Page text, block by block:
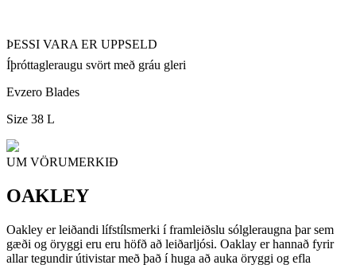
ÞESSI VARA ER UPPSELD
Íþróttagleraugu svört með gráu gleri
Evzero Blades
Size 38 L
UM VÖRUMERKIÐ
OAKLEY
Oakley er leiðandi lífstílsmerki í framleiðslu sólgleraugna þar sem
gæði og öryggi eru eru höfð að leiðarljósi. Oaklay er hannað fyrir
allar tegundir útivistar með það í huga að auka öryggi og efla